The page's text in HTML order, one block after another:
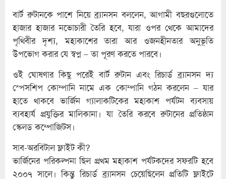
বার্ট রুটানকে পাশে নিয়ে ব্র্যানসন বললেন, আগামী বছরগুলোতে
হাজার হাজার নভোচারী তৈরি হবে, যারা ওপর থেকে আমাদের
পৃথিবীর দৃশ্য, মহাকাশের তারা আর ওজনহীনতার অনুভূতি
উপভোগ করার যে স্বপ্ন – তা পূরণ করতে পারবে।
ওই ঘোষণার কিছু পরেই বার্ট রুটান এবং রিচার্ড ব্র্যানসন দ্য
স্পেসশিপ কোম্পানি নামে এক কোম্পানি গঠন করলেন – যার
হাতে থাকবে ভার্জিন গ্যালাকটিকের মহাকাশ পর্যটন ব্যবসায়
ব্যবহার্য প্রযুক্তির মালিকানা। যা তৈরি করবে রুটানের প্রতিষ্ঠান
স্কেলড কম্পোজিটস।
সাব-অরবিটাল ফ্লাইট কী?
ভার্জিনের পরিকল্পনা ছিল প্রথম মহাকাশ পর্যটকদের সফরটি হবে
২০০৭ সালে। কিন্তু রিচার্ড ব্র্যানসন চেয়েছিলেন প্রতিটি ফ্লাইটে